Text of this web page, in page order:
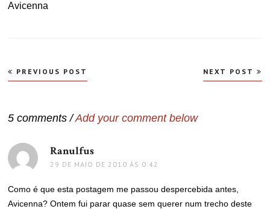
Avicenna
Navegação
de
PREVIOUS POST NEXT POST
5 comments /Add your comment below
Ranulfus
29 DE MAIO DE 2010 ÀS 0:42
Como é que esta postagem me passou despercebida antes,
Avicenna? Ontem fui parar quase sem querer num trecho deste